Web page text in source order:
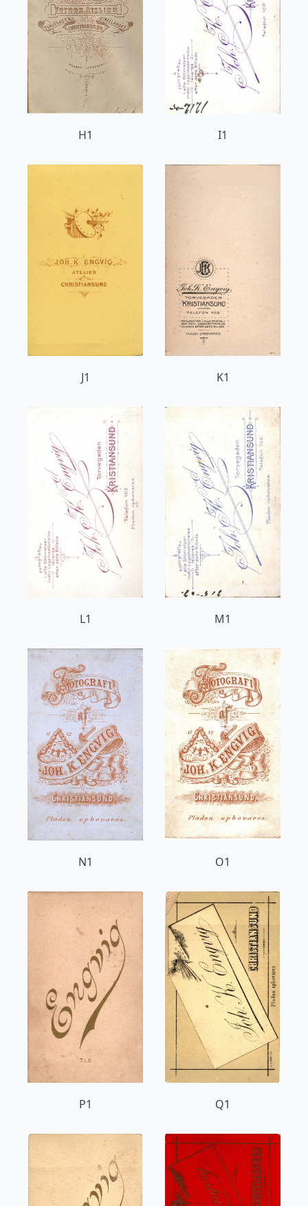
H1 I1
J1 K1
L1 M1
N1 O1
P1 Q1